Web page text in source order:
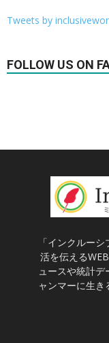
Tweets by
FOLLOW US ON
「インクルー
活を伝える
ュースや統計デ
ャンマーに生き